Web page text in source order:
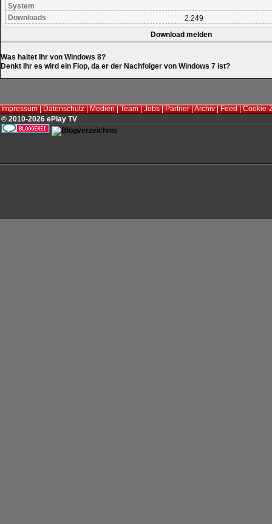
System
Downloads
2.249
Download melden
Was haltet Ihr von Windows 8?
Denkt Ihr es wird ein Flop, da er der Nachfolger von Windows 7 ist?
Impressum|Datenschutz|Medien|Team|Jobs|Partner|Archiv|Feed|Cookie-
© 2010-2026 ePlay TV